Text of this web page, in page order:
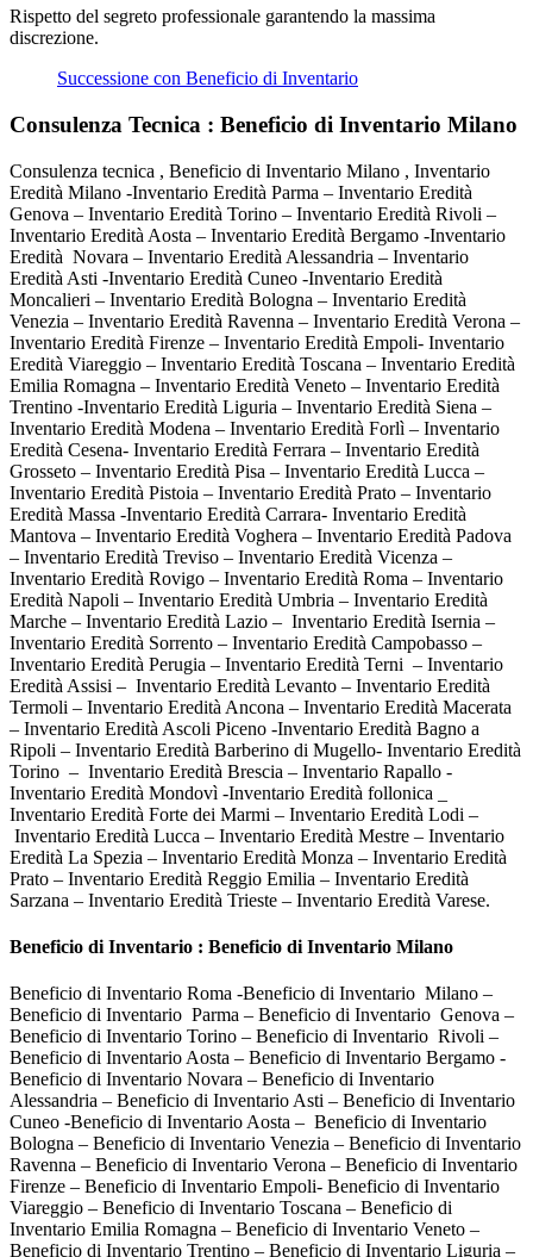
Rispetto del segreto professionale garantendo la massima
discrezione.
Successione con Beneficio di Inventario
Consulenza Tecnica : Beneficio di Inventario Milano
Consulenza tecnica , Beneficio di Inventario Milano , Inventario
Eredità Milano -Inventario Eredità Parma – Inventario Eredità
Genova – Inventario Eredità Torino – Inventario Eredità Rivoli –
Inventario Eredità Aosta – Inventario Eredità Bergamo -Inventario
Eredità Novara – Inventario Eredità Alessandria – Inventario
Eredità Asti -Inventario Eredità Cuneo -Inventario Eredità
Moncalieri – Inventario Eredità Bologna – Inventario Eredità
Venezia – Inventario Eredità Ravenna – Inventario Eredità Verona –
Inventario Eredità Firenze – Inventario Eredità Empoli- Inventario
Eredità Viareggio – Inventario Eredità Toscana – Inventario Eredità
Emilia Romagna – Inventario Eredità Veneto – Inventario Eredità
Trentino -Inventario Eredità Liguria – Inventario Eredità Siena –
Inventario Eredità Modena – Inventario Eredità Forlì – Inventario
Eredità Cesena- Inventario Eredità Ferrara – Inventario Eredità
Grosseto – Inventario Eredità Pisa – Inventario Eredità Lucca –
Inventario Eredità Pistoia – Inventario Eredità Prato – Inventario
Eredità Massa -Inventario Eredità Carrara- Inventario Eredità
Mantova – Inventario Eredità Voghera – Inventario Eredità Padova
– Inventario Eredità Treviso – Inventario Eredità Vicenza –
Inventario Eredità Rovigo – Inventario Eredità Roma – Inventario
Eredità Napoli – Inventario Eredità Umbria – Inventario Eredità
Marche – Inventario Eredità Lazio – Inventario Eredità Isernia –
Inventario Eredità Sorrento – Inventario Eredità Campobasso –
Inventario Eredità Perugia – Inventario Eredità Terni – Inventario
Eredità Assisi – Inventario Eredità Levanto – Inventario Eredità
Termoli – Inventario Eredità Ancona – Inventario Eredità Macerata
– Inventario Eredità Ascoli Piceno -Inventario Eredità Bagno a
Ripoli – Inventario Eredità Barberino di Mugello- Inventario Eredità
Torino – Inventario Eredità Brescia – Inventario Rapallo -
Inventario Eredità Mondovì -Inventario Eredità follonica _
Inventario Eredità Forte dei Marmi – Inventario Eredità Lodi –
Inventario Eredità Lucca – Inventario Eredità Mestre – Inventario
Eredità La Spezia – Inventario Eredità Monza – Inventario Eredità
Prato – Inventario Eredità Reggio Emilia – Inventario Eredità
Sarzana – Inventario Eredità Trieste – Inventario Eredità Varese.
Beneficio di Inventario : Beneficio di Inventario Milano
Beneficio di Inventario Roma -Beneficio di Inventario Milano –
Beneficio di Inventario Parma – Beneficio di Inventario Genova –
Beneficio di Inventario Torino – Beneficio di Inventario Rivoli –
Beneficio di Inventario Aosta – Beneficio di Inventario Bergamo -
Beneficio di Inventario Novara – Beneficio di Inventario
Alessandria – Beneficio di Inventario Asti – Beneficio di Inventario
Cuneo -Beneficio di Inventario Aosta – Beneficio di Inventario
Bologna – Beneficio di Inventario Venezia – Beneficio di Inventario
Ravenna – Beneficio di Inventario Verona – Beneficio di Inventario
Firenze – Beneficio di Inventario Empoli- Beneficio di Inventario
Viareggio – Beneficio di Inventario Toscana – Beneficio di
Inventario Emilia Romagna – Beneficio di Inventario Veneto –
Beneficio di Inventario Trentino – Beneficio di Inventario Liguria –